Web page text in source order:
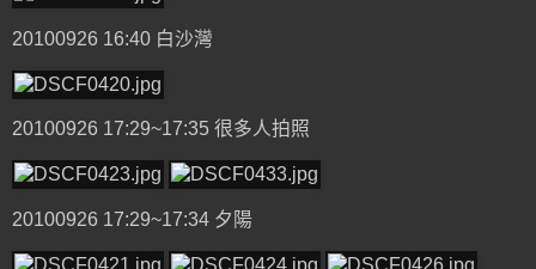
20100926 16:40 白沙灣
20100926 17:29~17:35 很多人拍照
20100926 17:29~17:34 夕陽